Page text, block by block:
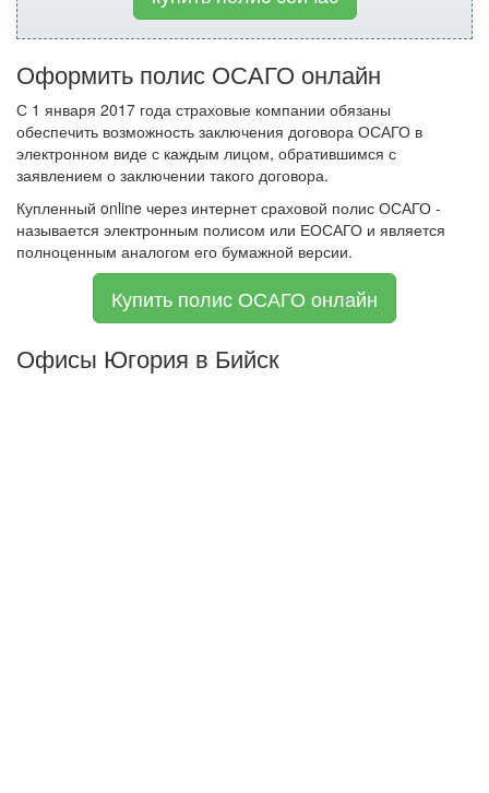
Оформить полис ОСАГО онлайн
С 1 января 2017 года страховые компании обязаны
обеспечить возможность заключения договора ОСАГО в
электронном виде с каждым лицом, обратившимся с
заявлением о заключении такого договора.
Купленный online через интернет сраховой полис ОСАГО -
называется электронным полисом или ЕОСАГО и является
полноценным аналогом его бумажной версии.
Купить полис ОСАГО онлайн
Офисы Югория в Бийск